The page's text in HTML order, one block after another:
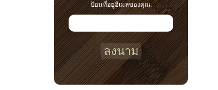
ป้อนที่อยู่อีเมลของคุณ:
ลงนาม